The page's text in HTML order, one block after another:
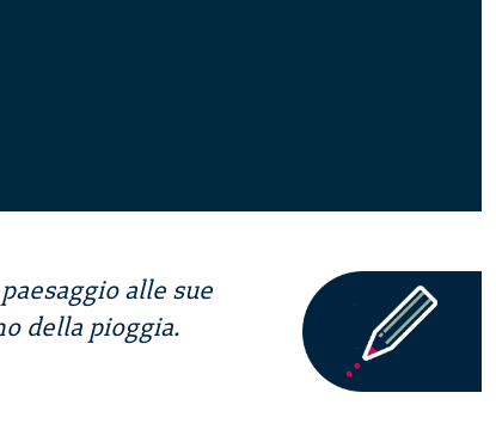
alle sue
della pioggia.